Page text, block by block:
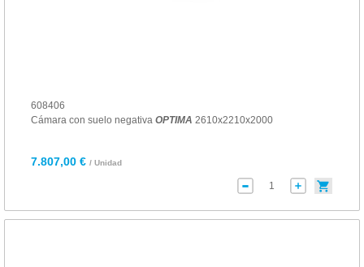
608406
Cámara con suelo negativa OPTIMA 2610x2210x2000
7.807,00 € / Unidad